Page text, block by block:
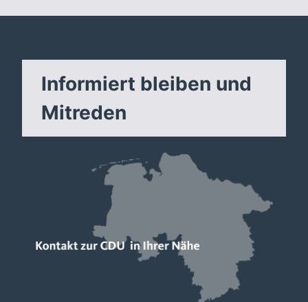
Informiert bleiben und
Mitreden